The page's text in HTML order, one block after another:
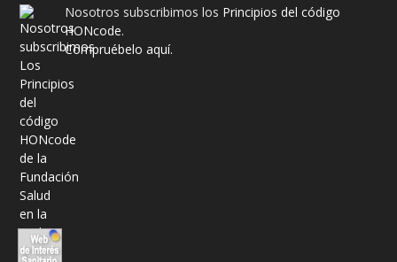
Nosotros subscribimos los Principios del código
HONcode.
Compruébelo aquí.